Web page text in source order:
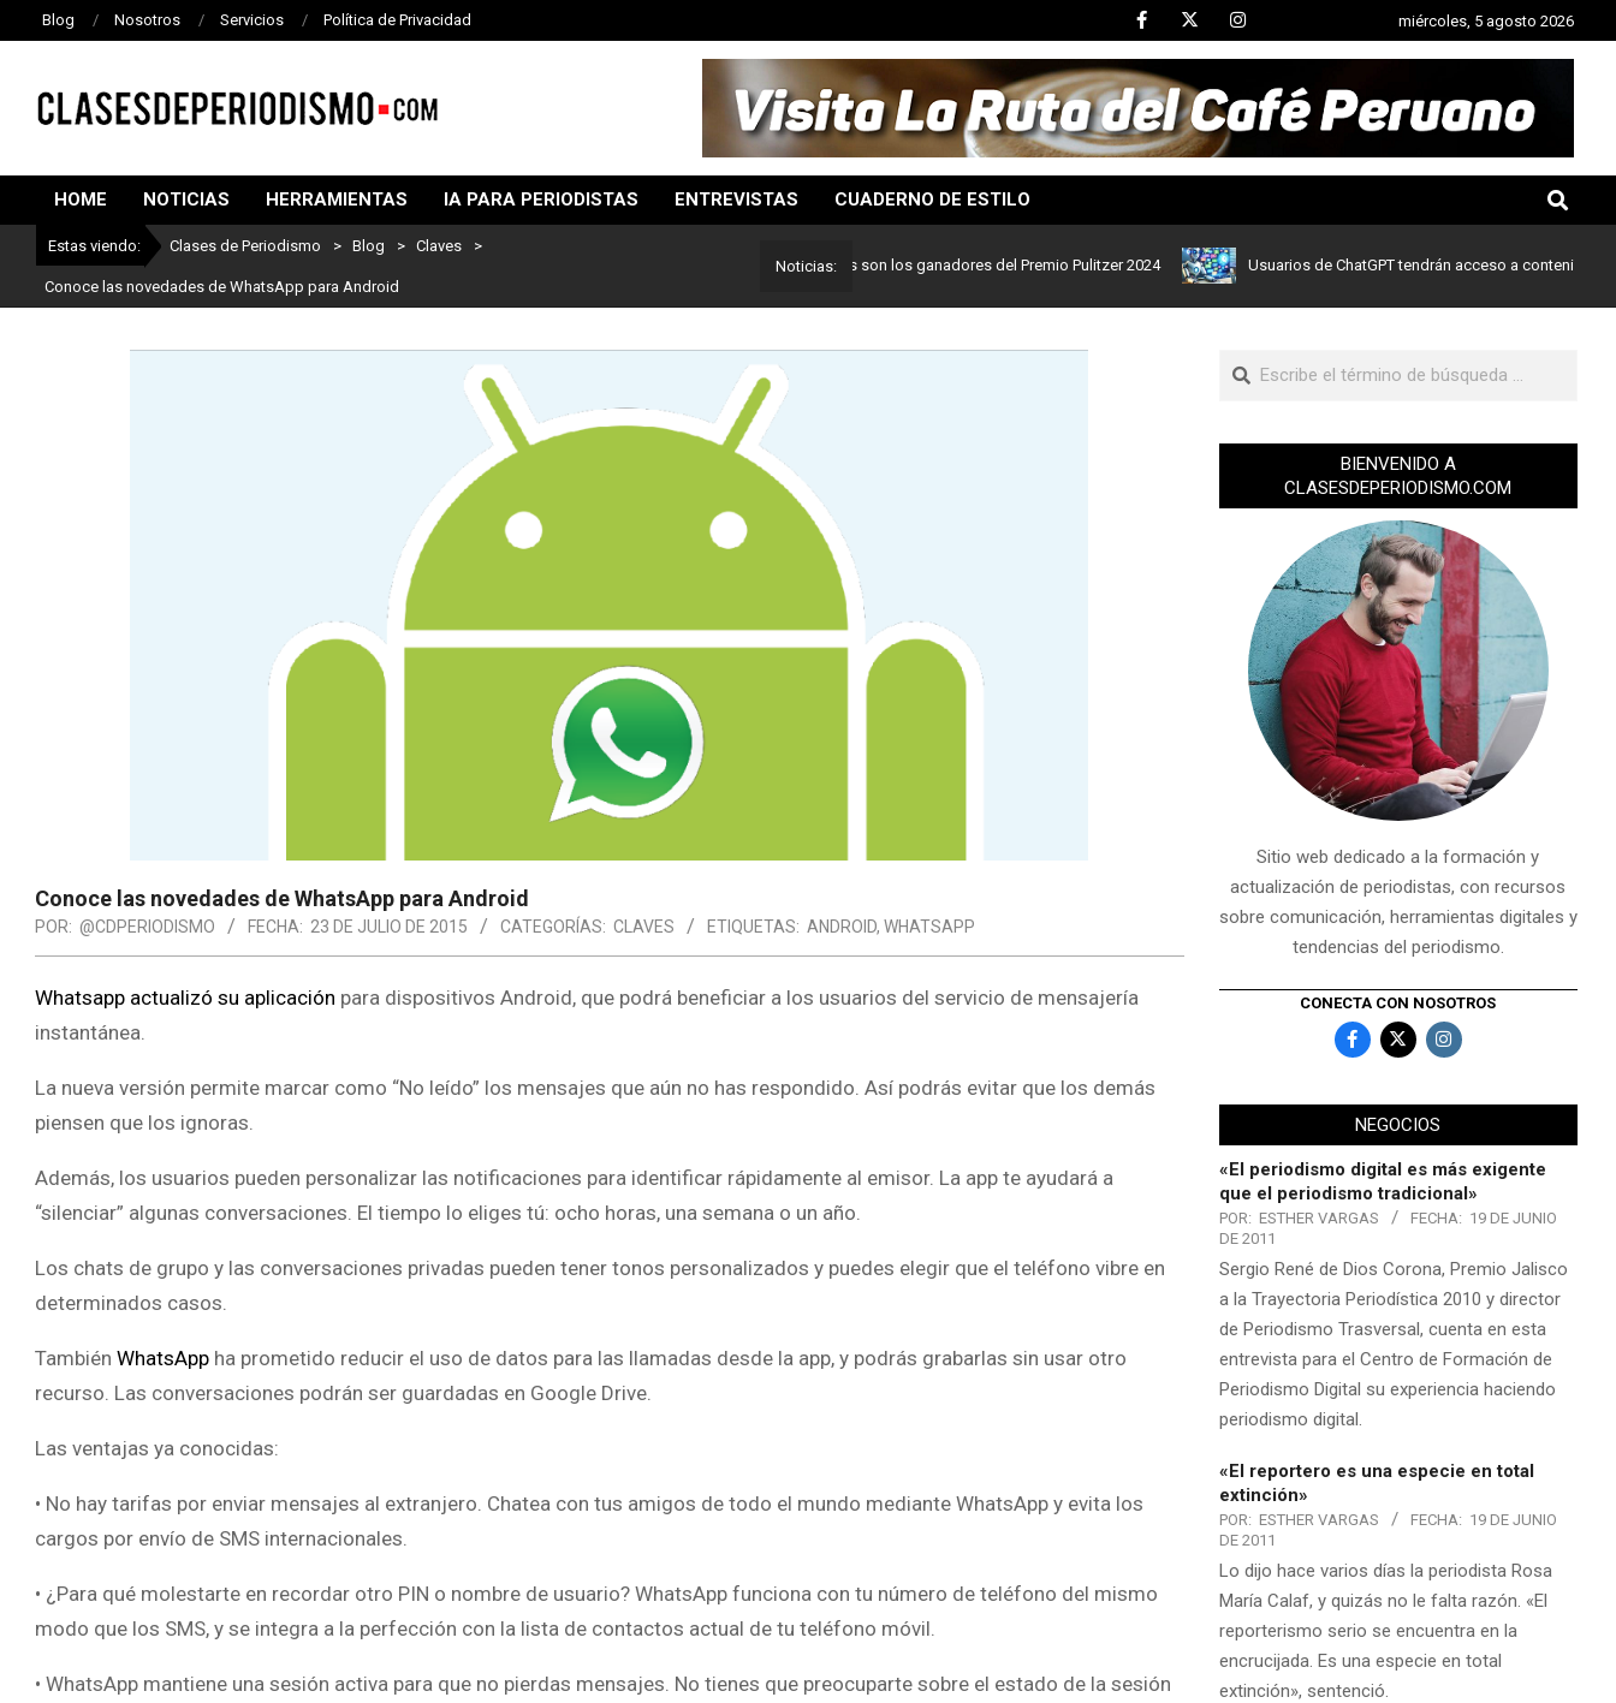
Blog Nosotros Servicios Política de Privacidad miércoles, 5 agosto 2026
DE
PERIODISMO
HOME NOTICIAS HERRAMIENTAS IA PARA PERIODISTAS ENTREVISTAS CUADERNO DE ESTILO
Estas viendo: Clases de Periodismo > Blog > Claves >
Conoce las novedades de WhatsApp para Android
Noticias:
Lo mejor del periodismo: Estos son los ganadores del Premio Pulitzer 2024 Usuarios de ChatGPT tendrán acceso a contenidos de
Conoce las novedades de WhatsApp para Android
POR: @CDPERIODISMO FECHA: 23 DE JULIO DE 2015 CATEGORÍAS: CLAVES ETIQUETAS: ANDROID, WHATSAPP
Whatsapp actualizó su aplicación para dispositivos Android, que podrá beneficiar a los usuarios del servicio de mensajería
instantánea.
La nueva versión permite marcar como “No leído” los mensajes que aún no has respondido. Así podrás evitar que los demás
piensen que los ignoras.
Además, los usuarios pueden personalizar las notificaciones para identificar rápidamente al emisor. La app te ayudará a
“silenciar” algunas conversaciones. El tiempo lo eliges tú: ocho horas, una semana o un año.
Los chats de grupo y las conversaciones privadas pueden tener tonos personalizados y puedes elegir que el teléfono vibre en
determinados casos.
También WhatsApp ha prometido reducir el uso de datos para las llamadas desde la app, y podrás grabarlas sin usar otro
recurso. Las conversaciones podrán ser guardadas en Google Drive.
Las ventajas ya conocidas:
• No hay tarifas por enviar mensajes al extranjero. Chatea con tus amigos de todo el mundo mediante WhatsApp y evita los
cargos por envío de SMS internacionales.
• ¿Para qué molestarte en recordar otro PIN o nombre de usuario? WhatsApp funciona con tu número de teléfono del mismo
modo que los SMS, y se integra a la perfección con la lista de contactos actual de tu teléfono móvil.
• WhatsApp mantiene una sesión activa para que no pierdas mensajes. No tienes que preocuparte sobre el estado de la sesión
BIENVENIDO A
CLASESDEPERIODISMO.COM
Sitio web dedicado a la formación y
actualización de periodistas, con recursos
sobre comunicación, herramientas digitales y
tendencias del periodismo.
CONECTA CON NOSOTROS
NEGOCIOS
«El periodismo digital es más exigente
que el periodismo tradicional»
POR: ESTHER VARGAS FECHA: 19 DE JUNIO
DE 2011
Sergio René de Dios Corona, Premio Jalisco
a la Trayectoria Periodística 2010 y director
de Periodismo Trasversal, cuenta en esta
entrevista para el Centro de Formación de
Periodismo Digital su experiencia haciendo
periodismo digital.
«El reportero es una especie en total
extinción»
POR: ESTHER VARGAS FECHA: 19 DE JUNIO
DE 2011
Lo dijo hace varios días la periodista Rosa
María Calaf, y quizás no le falta razón. «El
reporterismo serio se encuentra en la
encrucijada. Es una especie en total
extinción», sentenció.